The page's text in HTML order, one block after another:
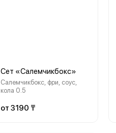
Сет «Салемчикбокс»
Салемчикбокс, фри, соус,
кола 0.5
от 3190 ₸